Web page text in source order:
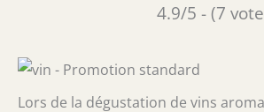
4.9/5 - (7
Lors de la dégustation de vins